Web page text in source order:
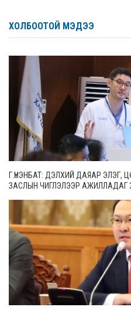
ХОЛБООТОЙ МЭДЭЭ
Г.ҮНЭНБАТ: ДЭЛХИЙ ДАЯАР ЭЛЭГ,
ЗАСЛЫН ЧИГЛЭЛЭЭР АЖИЛЛАДАГ